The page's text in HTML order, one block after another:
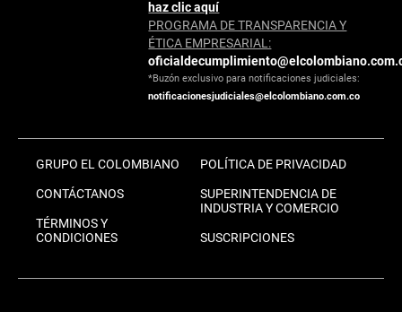
haz clic aquí
PROGRAMA DE TRANSPARENCIA Y
ÉTICA EMPRESARIAL:
*Buzón exclusivo para notificaciones judiciales:
notificacionesjudiciales@elcolombiano.com.co
GRUPO EL COLOMBIANO
CONTÁCTANOS
TÉRMINOS Y
CONDICIONES
POLÍTICA DE PRIVACIDAD
SUPERINTENDENCIA DE
INDUSTRIA Y COMERCIO
SUSCRIPCIONES